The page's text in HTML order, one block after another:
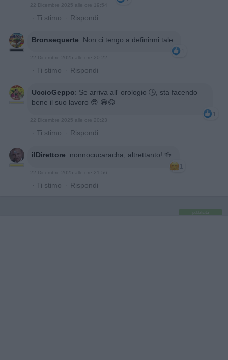
22 Dicembre 2025 alle ore 19:54
· Ti stimo · Rispondi
Bronsequerte: Non ci tengo a definirmi tale
1
22 Dicembre 2025 alle ore 20:22
· Ti stimo · Rispondi
UccioGeppo: Se arriva all' orologio 🕒, sta facendo
bene il suo lavoro 😎 😁😋
1
22 Dicembre 2025 alle ore 20:23
· Ti stimo · Rispondi
ilDirettore: nonnocucaracha, altrettanto! 🍻
1
22 Dicembre 2025 alle ore 21:56
· Ti stimo · Rispondi
pubblicità